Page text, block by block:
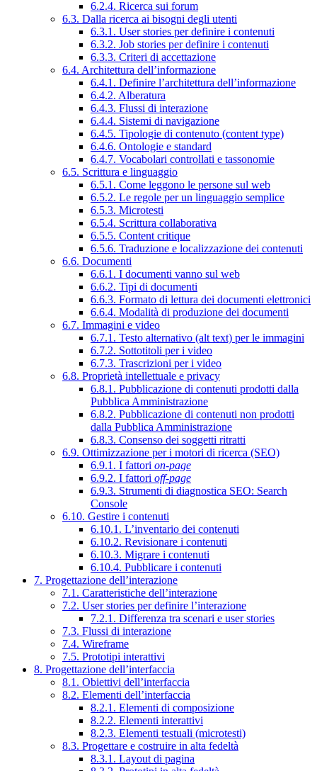
6.2.4. Ricerca sui forum
6.3. Dalla ricerca ai bisogni degli utenti
6.3.1. User stories per definire i contenuti
6.3.2. Job stories per definire i contenuti
6.3.3. Criteri di accettazione
6.4. Architettura dell’informazione
6.4.1. Definire l’architettura dell’informazione
6.4.2. Alberatura
6.4.3. Flussi di interazione
6.4.4. Sistemi di navigazione
6.4.5. Tipologie di contenuto (content type)
6.4.6. Ontologie e standard
6.4.7. Vocabolari controllati e tassonomie
6.5. Scrittura e linguaggio
6.5.1. Come leggono le persone sul web
6.5.2. Le regole per un linguaggio semplice
6.5.3. Microtesti
6.5.4. Scrittura collaborativa
6.5.5. Content critique
6.5.6. Traduzione e localizzazione dei contenuti
6.6. Documenti
6.6.1. I documenti vanno sul web
6.6.2. Tipi di documenti
6.6.3. Formato di lettura dei documenti elettronici
6.6.4. Modalità di produzione dei documenti
6.7. Immagini e video
6.7.1. Testo alternativo (alt text) per le immagini
6.7.2. Sottotitoli per i video
6.7.3. Trascrizioni per i video
6.8. Proprietà intellettuale e privacy
6.8.1. Pubblicazione di contenuti prodotti dalla
Pubblica Amministrazione
6.8.2. Pubblicazione di contenuti non prodotti
dalla Pubblica Amministrazione
6.8.3. Consenso dei soggetti ritratti
6.9. Ottimizzazione per i motori di ricerca (SEO)
6.9.1. I fattori on-page
6.9.2. I fattori off-page
6.9.3. Strumenti di diagnostica SEO: Search
Console
6.10. Gestire i contenuti
6.10.1. L’inventario dei contenuti
6.10.2. Revisionare i contenuti
6.10.3. Migrare i contenuti
6.10.4. Pubblicare i contenuti
7. Progettazione dell’interazione
7.1. Caratteristiche dell’interazione
7.2. User stories per definire l’interazione
7.2.1. Differenza tra scenari e user stories
7.3. Flussi di interazione
7.4. Wireframe
7.5. Prototipi interattivi
8. Progettazione dell’interfaccia
8.1. Obiettivi dell’interfaccia
8.2. Elementi dell’interfaccia
8.2.1. Elementi di composizione
8.2.2. Elementi interattivi
8.2.3. Elementi testuali (microtesti)
8.3. Progettare e costruire in alta fedeltà
8.3.1. Layout di pagina